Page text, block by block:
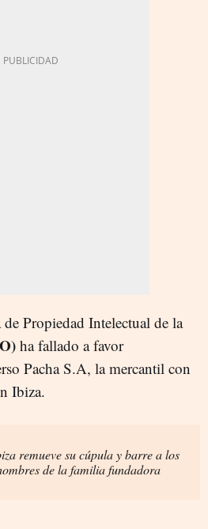
Propiedad Intelectual de la
ha fallado a favor
Pacha S.A, la mercantil con
Ibiza.
remueve su cúpula y barre a los
de la familia fundadora